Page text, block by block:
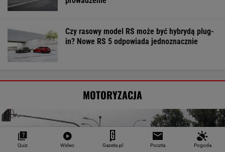
Czy rasowy model RS może być hybrydą plug-
in? Nowe RS 5 odpowiada jednoznacznie
MOTORYZACJA
Quiz Wideo Gazeta.pl Poczta Pogoda